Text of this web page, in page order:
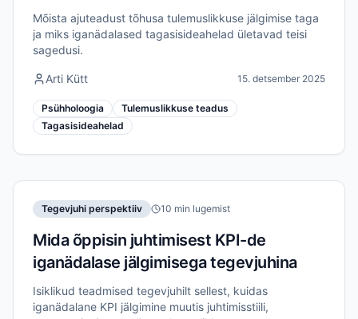
Mõista ajuteadust tõhusa tulemuslikkuse jälgimise taga
ja miks iganädalased tagasisideahelad ületavad teisi
sagedusi.
Arti Kütt 15. detsember 2025
Psühholoogia
Tulemuslikkuse teadus
Tagasisideahelad
Tegevjuhi perspektiiv 10 min lugemist
Mida õppisin juhtimisest KPI-de
iganädalase jälgimisega tegevjuhina
Isiklikud teadmised tegevjuhilt sellest, kuidas
iganädalane KPI jälgimine muutis juhtimisstiili,